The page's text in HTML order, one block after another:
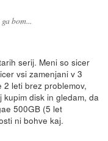
bom...
serij. Meni so sicer
vsi zamenjani v 3
leti brez problemov,
disk in gledam, da
500GB (5 let
ni bohve kaj.